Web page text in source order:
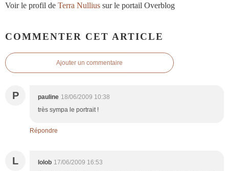
Voir le profil de Terra Nullius sur le portail Overblog
COMMENTER CET ARTICLE
Ajouter un commentaire
P pauline 18/06/2009 10:38
très sympa le portrait !
Répondre
L lolob 17/06/2009 16:53